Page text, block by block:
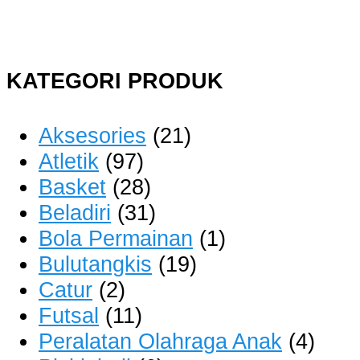
KATEGORI PRODUK
Aksesories (21)
Atletik (97)
Basket (28)
Beladiri (31)
Bola Permainan (1)
Bulutangkis (19)
Catur (2)
Futsal (11)
Peralatan Olahraga Anak (4)